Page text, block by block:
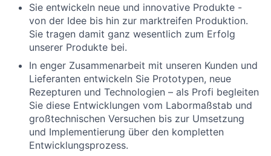
Sie entwickeln neue und innovative Produkte -
von der Idee bis hin zur marktreifen Produktion.
Sie tragen damit ganz wesentlich zum Erfolg
unserer Produkte bei.
In enger Zusammenarbeit mit unseren Kunden und
Lieferanten entwickeln Sie Prototypen, neue
Rezepturen und Technologien – als Profi begleiten
Sie diese Entwicklungen vom Labormaßstab und
großtechnischen Versuchen bis zur Umsetzung
und Implementierung über den kompletten
Entwicklungsprozess.